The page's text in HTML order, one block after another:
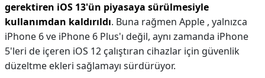
gerektiren iOS 13'ün piyasaya sürülmesiyle
kullanımdan kaldırıldı. Buna rağmen Apple , yalnızca
iPhone 6 ve iPhone 6 Plus'ı değil, aynı zamanda iPhone
5'leri de içeren iOS 12 çalıştıran cihazlar için güvenlik
düzeltme ekleri sağlamayı sürdürüyor.